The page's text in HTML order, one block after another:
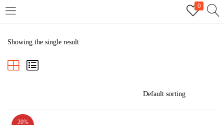
0
REGISTER
Showing the single result
20%